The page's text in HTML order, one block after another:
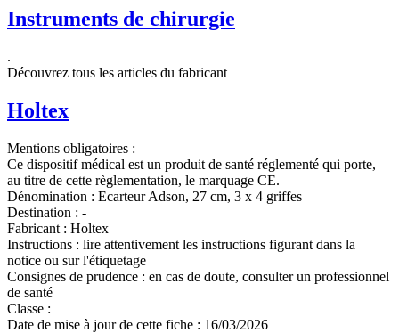
Instruments de chirurgie
.
Découvrez tous les articles du fabricant
Holtex
Mentions obligatoires :
Ce dispositif médical est un produit de santé réglementé qui porte,
au titre de cette règlementation, le marquage CE.
Dénomination : Ecarteur Adson, 27 cm, 3 x 4 griffes
Destination : -
Fabricant : Holtex
Instructions : lire attentivement les instructions figurant dans la
notice ou sur l'étiquetage
Consignes de prudence : en cas de doute, consulter un professionnel
de santé
Classe :
Date de mise à jour de cette fiche : 16/03/2026